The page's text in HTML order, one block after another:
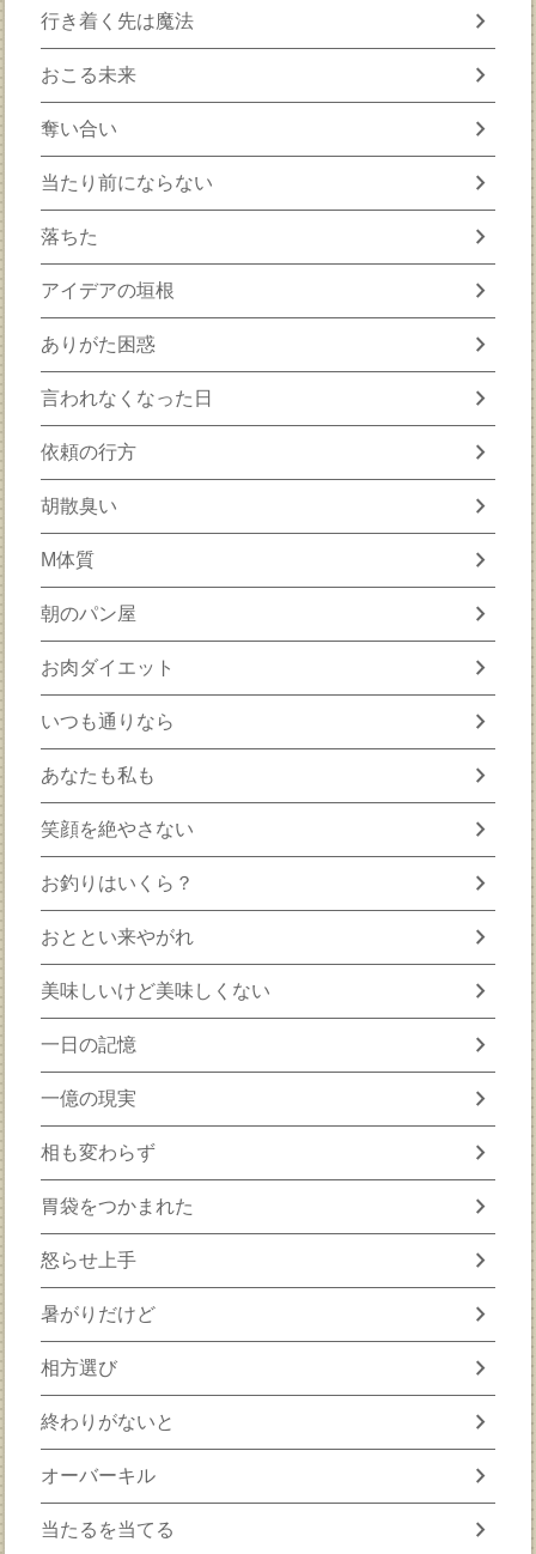
行き着く先は魔法 chevron_right
おこる未来 chevron_right
奪い合い chevron_right
当たり前にならない chevron_right
落ちた chevron_right
アイデアの垣根 chevron_right
ありがた困惑 chevron_right
言われなくなった日 chevron_right
依頼の行方 chevron_right
胡散臭い chevron_right
M体質 chevron_right
朝のパン屋 chevron_right
お肉ダイエット chevron_right
いつも通りなら chevron_right
あなたも私も chevron_right
笑顔を絶やさない chevron_right
お釣りはいくら？ chevron_right
おととい来やがれ chevron_right
美味しいけど美味しくない chevron_right
一日の記憶 chevron_right
一億の現実 chevron_right
相も変わらず chevron_right
胃袋をつかまれた chevron_right
怒らせ上手 chevron_right
暑がりだけど chevron_right
相方選び chevron_right
終わりがないと chevron_right
オーバーキル chevron_right
当たるを当てる chevron_right